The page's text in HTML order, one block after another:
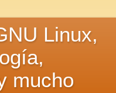
Linux,
mucho